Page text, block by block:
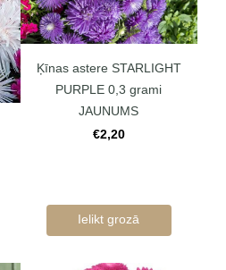
Ķīnas astere STARLIGHT
PURPLE 0,3 grami
JAUNUMS
€2,20
Ielikt grozā